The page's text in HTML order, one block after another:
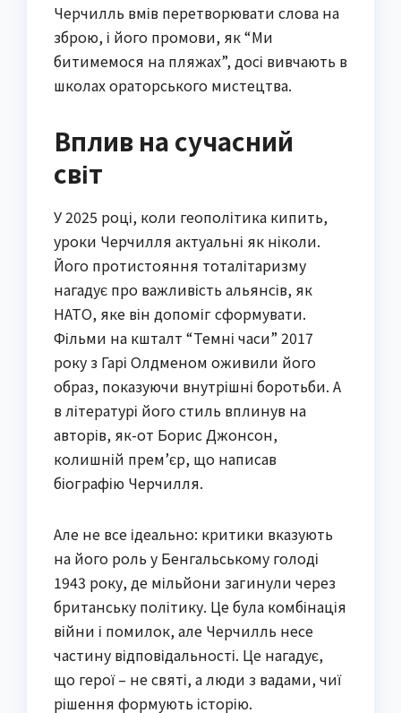
Черчилль вмів перетворювати слова на
зброю, і його промови, як “Ми
битимемося на пляжах”, досі вивчають в
школах ораторського мистецтва.
Вплив на сучасний
світ
У 2025 році, коли геополітика кипить,
уроки Черчилля актуальні як ніколи.
Його протистояння тоталітаризму
нагадує про важливість альянсів, як
НАТО, яке він допоміг сформувати.
Фільми на кшталт “Темні часи” 2017
року з Гарі Олдменом оживили його
образ, показуючи внутрішні боротьби. А
в літературі його стиль вплинув на
авторів, як-от Борис Джонсон,
колишній прем’єр, що написав
біографію Черчилля.
Але не все ідеально: критики вказують
на його роль у Бенгальському голоді
1943 року, де мільйони загинули через
британську політику. Це була комбінація
війни і помилок, але Черчилль несе
частину відповідальності. Це нагадує,
що герої – не святі, а люди з вадами, чиї
рішення формують історію.